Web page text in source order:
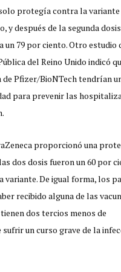
protegía contra la
y después de la segunda
un 79 por ciento. Otro estudio
del Reino Unido indicó
de Pfizer/BioNTech tendrían
para prevenir las
proporcionó una
dos dosis fueron un 60 por
variante. De igual forma, los
recibido alguna de las
dos tercios menos de
un curso grave de la